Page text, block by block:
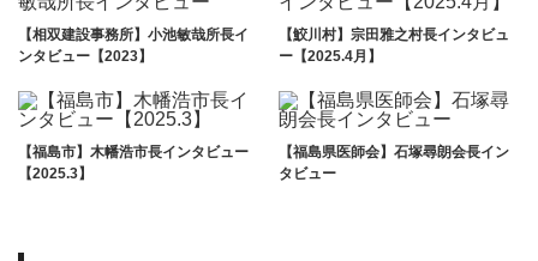
【相双建設事務所】小池敏哉所長イ
ンタビュー【2023】
【鮫川村】宗田雅之村長インタビュ
ー【2025.4月】
【福島市】木幡浩市長インタビュー
【2025.3】
【福島県医師会】石塚尋朗会長イン
タビュー